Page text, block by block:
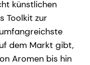
künstlichen
Toolkit zur
dem Markt gibt,
Aromen bis hin